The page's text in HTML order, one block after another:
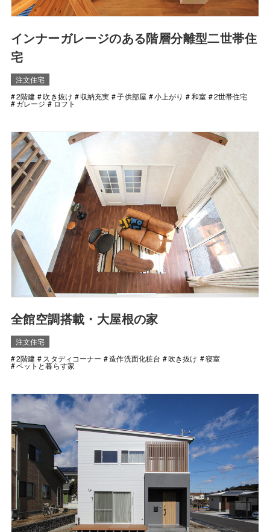
インナーガレージのある階層分離型二世帯住
宅
注文住宅
2階建
吹き抜け 収納充実 子供部屋 小上がり 和室 2世帯住宅
ガレージ ロフト
全館空調搭載・大屋根の家
注文住宅
2階建
スタディコーナー 造作洗面化粧台 吹き抜け 寝室
ペットと暮らす家